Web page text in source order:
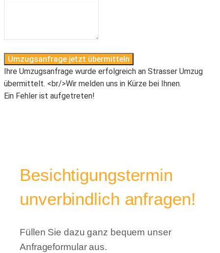
Umzugsanfrage jetzt übermitteln
Ihre Umzugsanfrage wurde erfolgreich an Strasser Umzug
übermittelt. <br/>Wir melden uns in Kürze bei Ihnen.
Ein Fehler ist aufgetreten!
Besichtigungstermin
unverbindlich anfragen!
Füllen Sie dazu ganz bequem unser
Anfrageformular aus.